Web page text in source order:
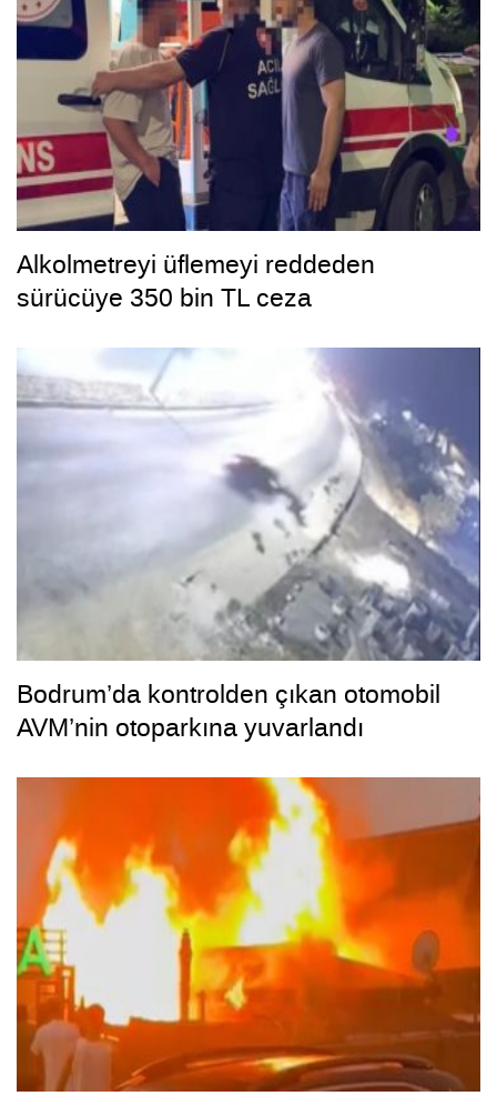
Alkolmetreyi üflemeyi reddeden
sürücüye 350 bin TL ceza
Bodrum’da kontrolden çıkan otomobil
AVM’nin otoparkına yuvarlandı